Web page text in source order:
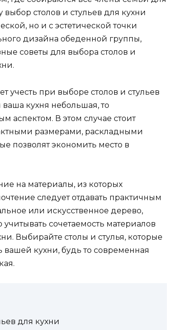
столов и стульев для кухни
но и с эстетической точки
дизайна обеденной группы,
советы для выбора столов и
учесть при выборе столов и стульев
кухня небольшая, то
аспектом. В этом случае стоит
размерами, раскладными
позволят экономить место в
на материалы, из которых
следует отдавать практичным
или искусственное дерево,
сочетаемость материалов
Выбирайте столы и стулья, которые
кухни, будь то современная
для кухни